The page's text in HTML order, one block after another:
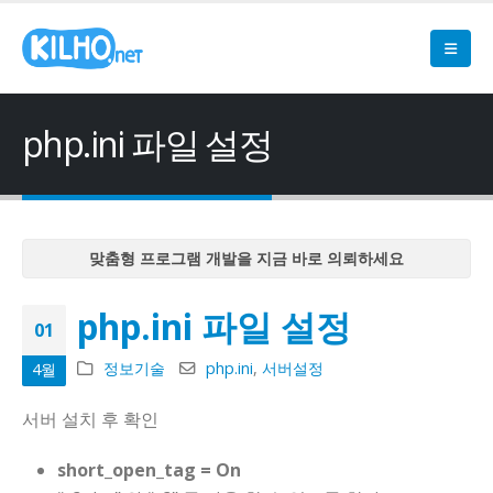
php.ini 파일 설정
맞춤형 프로그램 개발을 지금 바로 의뢰하세요
맞춤형 프로그램 개발을 지금 바로 의뢰하세요
맞춤형 프로그램 개발을 지금 바로 의뢰하세요
맞춤형 프로그램 개발을 지금 바로 의뢰하세요
01
4월
php.ini 파일 설정
정보기술 php.ini, 서버설정
서버 설치 후 확인
short_open_tag = On